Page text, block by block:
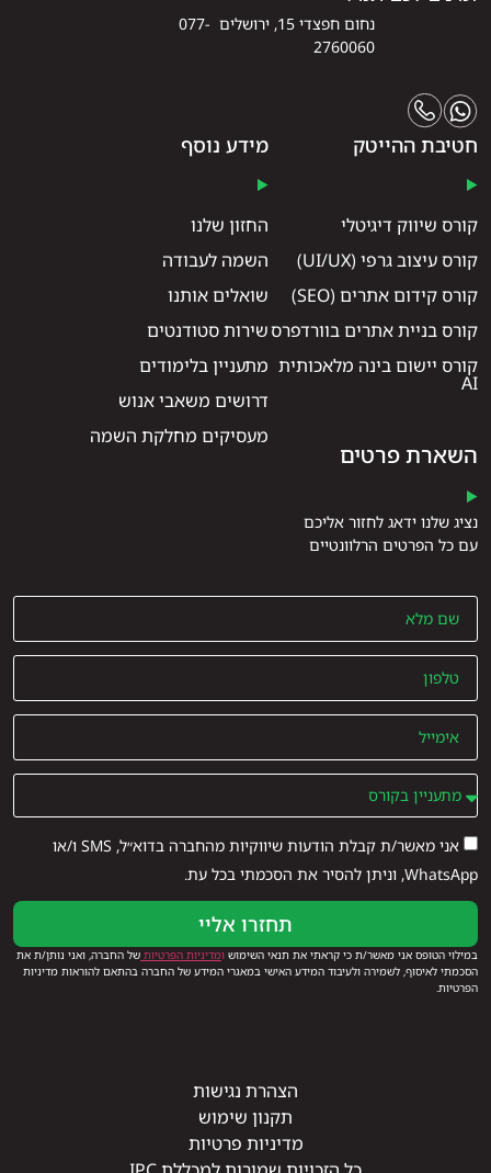
נחום חפצדי 15, ירושלים 077-
2760060
חטיבת ההייטק
קורס שיווק דיגיטלי
קורס עיצוב גרפי (UI/UX)
קורס קידום אתרים (SEO)
קורס בניית אתרים בוורדפרס
קורס יישום בינה מלאכותית
AI
מידע נוסף
החזון שלנו
השמה לעבודה
שואלים אותנו
שירות סטודנטים
מתעניין בלימודים
דרושים משאבי אנוש
מעסיקים מחלקת השמה
השארת פרטים
נציג שלנו ידאג לחזור אליכם
עם כל הפרטים הרלוונטיים
אני מאשר/ת קבלת הודעות שיווקיות מהחברה בדוא״ל, SMS ו/או
WhatsApp, וניתן להסיר את הסכמתי בכל עת.
תחזרו אליי
במילוי הטופס אני מאשר/ת כי קראתי את תנאי השימוש ומדיניות הפרטיות של החברה, ואני נותן/ת את
הסכמתי לאיסוף, לשמירה ולעיבוד המידע האישי במאגרי המידע של החברה בהתאם להוראות מדיניות
הפרטיות.
הצהרת נגישות
תקנון שימוש
מדיניות פרטיות